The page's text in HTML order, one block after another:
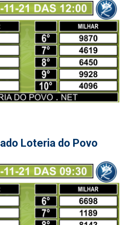
Loteria do Povo